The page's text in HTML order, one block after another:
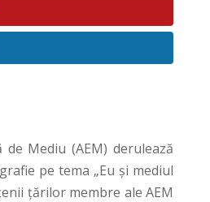
de Mediu (AEM) derulează
pe tema „Eu şi mediul
țărilor membre ale AEM